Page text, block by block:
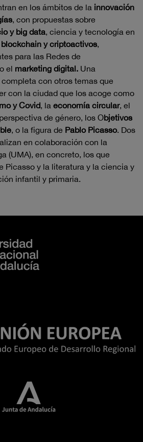
en los ámbitos de la innovación
, con propuestas sobre
y big data, ciencia y tecnología en
y criptoactivos,
para las Redes de
o el marketing digital. Una
con otros temas que
con la ciudad que los acoge como
y Covid, la economía circular, el
de género, los Objetivos
, o la figura de Pablo Picasso. Dos
en colaboración con la
(UMA), en concreto, los que
Picasso y la literatura y la ciencia y
infantil y primaria.